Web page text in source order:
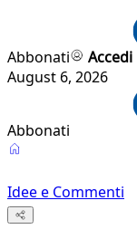
Abbonati
Accedi
August 6, 2026
Abbonati
Idee e Commenti